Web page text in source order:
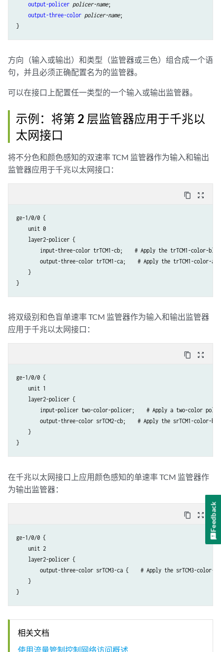
output-policer policer-name;
output-three-color policer-name;
方向（输入或输出）和类型（监管器或三色）组合成一个语
句，并且必须正确配置名为的监管器。
可以在接口上配置任一类型的一个输入或输出监管器。
示例：将第 2 层监管器应用于千兆以
太网接口
将不分色和颜色感知的双速率 TCM 监管器作为输入和输出
监管器应用于千兆以太网接口：
content_copy zoom_out_map
ge-1/0/0 {
    unit 0
    layer2-policer {
input-three-color trTCM1-cb;    # Apply the trTCM1-color-
output-three-color trTCM1-ca;    # Apply the trTCM1-color-
    }
将双级别和色盲单速率 TCM 监管器作为输入和输出监管器
应用于千兆以太网接口：
content_copy zoom_out_map
ge-1/0/0 {
    unit 1
    layer2-policer {
input-policer two-color-policer;    # Apply a two-color
output-three-color srTCM2-cb;    # Apply the srTCM1-color-
    }
在千兆以太网接口上应用颜色感知的单速率 TCM 监管器作
为输出监管器：
content_copy zoom_out_map
ge-1/0/0 {
    unit 2
    layer2-policer {
output-three-color srTCM3-ca {    # Apply the srTCM3-color-
    }
相关文档
使用流量管制控制网络访问概述
Feedback